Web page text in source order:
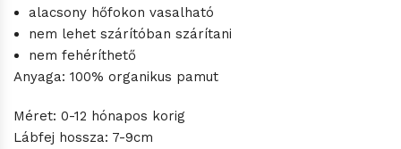
alacsony hőfokon vasalható
nem lehet szárítóban szárítani
nem fehéríthető
Anyaga: 100% organikus pamut
Méret: 0-12 hónapos korig
Lábfej hossza: 7-9cm